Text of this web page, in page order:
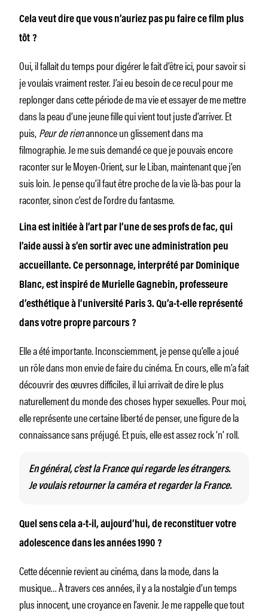
Cela veut dire que vous n’auriez pas pu faire ce film plus
tôt ?
Oui, il fallait du temps pour digérer le fait d’être ici, pour savoir si
je voulais vraiment rester. J’ai eu besoin de ce recul pour me
replonger dans cette période de ma vie et essayer de me mettre
dans la peau d’une jeune fille qui vient tout juste d’arriver. Et
puis,Peur de rienannonce un glissement dans ma
filmographie. Je me suis demandé ce que je pouvais encore
raconter sur le Moyen-Orient, sur le Liban, maintenant que j’en
suis loin. Je pense qu’il faut être proche de la vie là-bas pour la
raconter, sinon c’est de l’ordre du fantasme.
Lina est initiée à l’art par l’une de ses profs de fac, qui
l’aide aussi à s’en sortir avec une administration peu
accueillante. Ce personnage, interprété par Dominique
Blanc, est inspiré de Murielle Gagnebin, professeure
d’esthétique à l’université Paris 3. Qu’a-t-elle représenté
dans votre propre parcours ?
Elle a été importante. Inconsciemment, je pense qu’elle a joué
un rôle dans mon envie de faire du cinéma. En cours, elle m’a fait
découvrir des œuvres difficiles, il lui arrivait de dire le plus
naturellement du monde des choses hyper sexuelles. Pour moi,
elle représente une certaine liberté de penser, une figure de la
connaissance sans préjugé. Et puis, elle est assez rock ’n’ roll.
En général, c’est la France qui regarde les étrangers.
Je voulais retourner la caméra et regarder la France.
Quel sens cela a-t-il, aujourd’hui, de reconstituer votre
adolescence dans les années 1990 ?
Cette décennie revient au cinéma, dans la mode, dans la
musique… À travers ces années, il y a la nostalgie d’un temps
plus innocent, une croyance en l’avenir. Je me rappelle que tout